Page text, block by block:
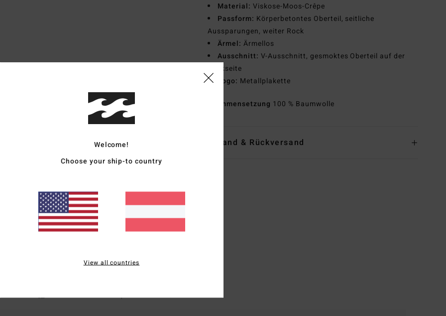
Material: Viskose-Moos-Crêpe
Passform: Körperbetontes Oberteil, seitliche
Aussparungen, weiter Rock
Ärmel: Ärmellos
Ausschnitt: V-Ausschnitt, gesmoktes Oberteil auf der
Rückseite
Logo: Metallplakette
Zusammensetzung 100 % Baumwolle
Versand & Rückversand
Durchschnittliche Bewertung
5.0
100% unserer Kunden empfehlen dieses Produkt
Welcome!
Choose your ship-to country
View all countries